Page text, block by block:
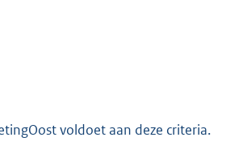
voldoet aan deze criteria.